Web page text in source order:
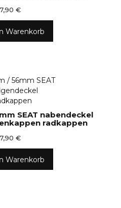
€
Warenkorb
SEAT nabendeckel
radkappen
€
Warenkorb